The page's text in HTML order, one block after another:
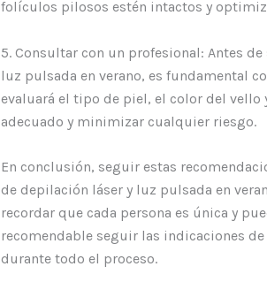
folículos pilosos estén intactos y
5. Consultar con un profesional: Antes
luz pulsada en verano, es fundamental
evaluará el tipo de piel, el color del
adecuado y minimizar cualquier riesgo.
En conclusión, seguir estas
de depilación láser y luz pulsada en
recordar que cada persona es única y
recomendable seguir las indicaciones
durante todo el proceso.